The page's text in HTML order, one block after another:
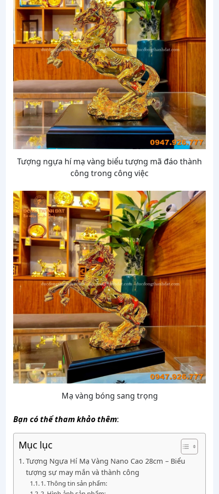
Tượng ngựa hí mạ vàng biểu tượng mã đáo thành
công trong công việc
Mạ vàng bóng sang trọng
Bạn có thể tham khảo thêm:
Mục lục
Tượng Ngựa Hí Mạ Vàng Nano Cao 28cm – Biểu
tượng sự may mắn và thành công
1. Thông tin sản phẩm: